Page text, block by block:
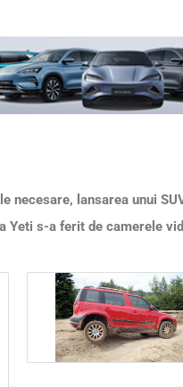
necesare, lansarea unui
Yeti s-a ferit de camerele